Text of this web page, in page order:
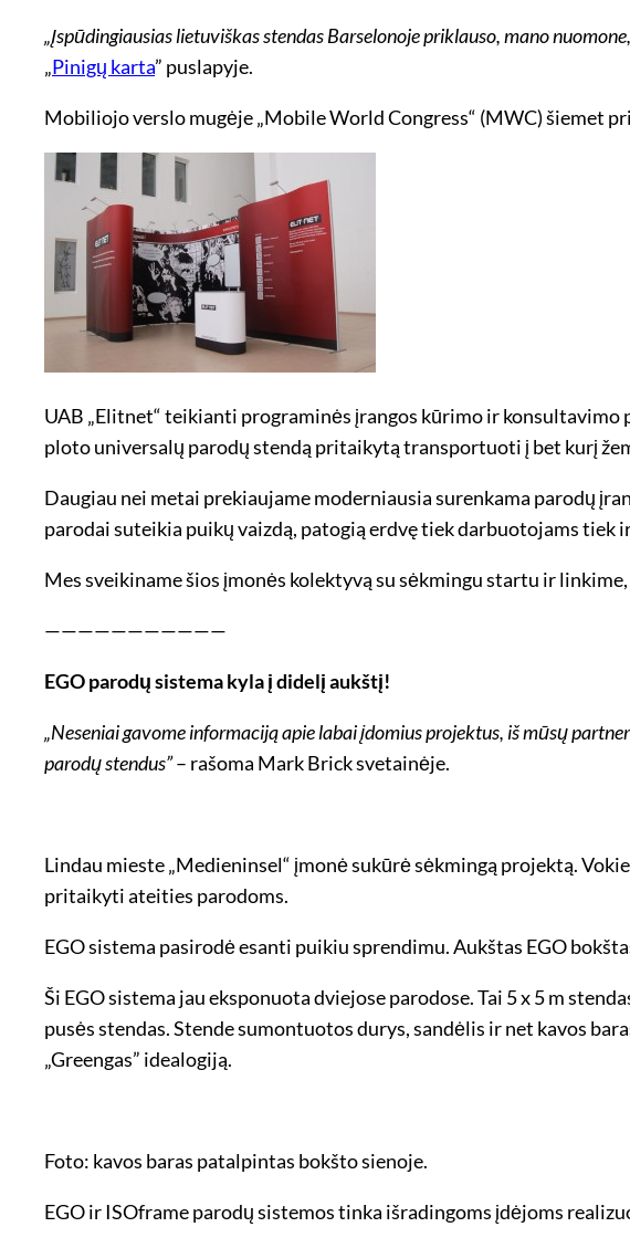
„Įspūdingiausias lietuviškas stendas Barselonoje priklauso, mano
„Pinigų karta” puslapyje.
Mobiliojo verslo mugėje „Mobile World Congress“ (MWC) šiemet
UAB „Elitnet“ teikianti programinės įrangos kūrimo ir konsultavimo
ploto universalų parodų stendą pritaikytą transportuoti į bet kurį
Daugiau nei metai prekiaujame moderniausia surenkama parodų
parodai suteikia puikų vaizdą, patogią erdvę tiek darbuotojams tiek
Mes sveikiname šios įmonės kolektyvą su sėkmingu startu ir
———————————
EGO parodų sistema kyla į didelį aukštį!
„Neseniai gavome informaciją apie labai įdomius projektus, iš mūsų
parodų stendus”– rašoma Mark Brick svetainėje.
Lindau mieste „Medieninsel“ įmonė sukūrė sėkmingą projektą.
pritaikyti ateities parodoms.
EGO sistema pasirodė esanti puikiu sprendimu. Aukštas EGO
Ši EGO sistema jau eksponuota dviejose parodose. Tai 5 x 5 m
pusės stendas. Stende sumontuotos durys, sandėlis ir net kavos
„Greengas” idealogiją.
Foto: kavos baras patalpintas bokšto sienoje.
EGO ir ISOframe parodų sistemos tinka išradingoms įdėjoms